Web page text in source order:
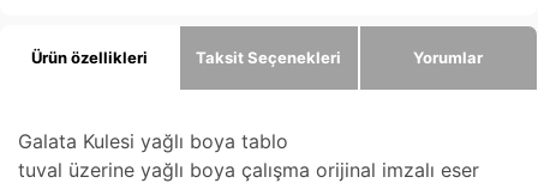
Ürün özellikleri Taksit Seçenekleri Yorumlar
Galata Kulesi yağlı boya tablo
tuval üzerine yağlı boya çalışma orijinal imzalı eser